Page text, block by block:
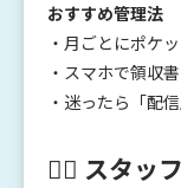
おすすめ管理法
・月ごとにポケ
・スマホで領収
・迷ったら「配
💁‍♀️ スタッ